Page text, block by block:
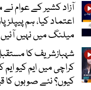
آزاد کشیر کے عوام
اعتماد کیا، ہم پیپلز
میلنگ میں نہیں
شہبازشریف کا
کراچی میں ایم کیو
کیوں؟ نئے صوبوں کا